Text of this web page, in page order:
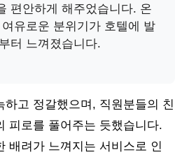
편안하게 해주었습니다. 온
유로운 분위기가 호텔에 발
터 느껴졌습니다.
하고 정갈했으며, 직원분들의 친
피로를 풀어주는 듯했습니다.
배려가 느껴지는 서비스로 인